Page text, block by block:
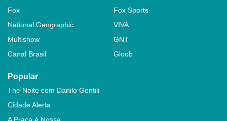
Fox
Fox Sports
National Geographic
VIVA
Multishow
GNT
Canal Brasil
Gloob
Popular
The Noite com Danilo Gentili
Cidade Alerta